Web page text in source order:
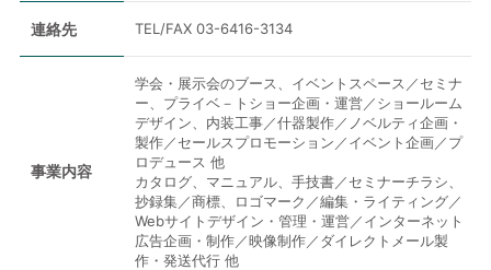
連絡先 TEL/FAX 03-6416-3134
事業内容
学会・展示会のブース、イベントスペース／セミナ
ー、プライベ－トショー企画・運営／ショールーム
デザイン、内装工事／什器製作／ノベルティ企画・
製作／セールスプロモーション／イベント企画／プ
ロデュース 他
カタログ、マニュアル、手技書／セミナーチラシ、
抄録集／商標、ロゴマーク／編集・ライティング／
Webサイトデザイン・管理・運営／インターネット
広告企画・制作／映像制作／ダイレクトメール製
作・発送代行 他